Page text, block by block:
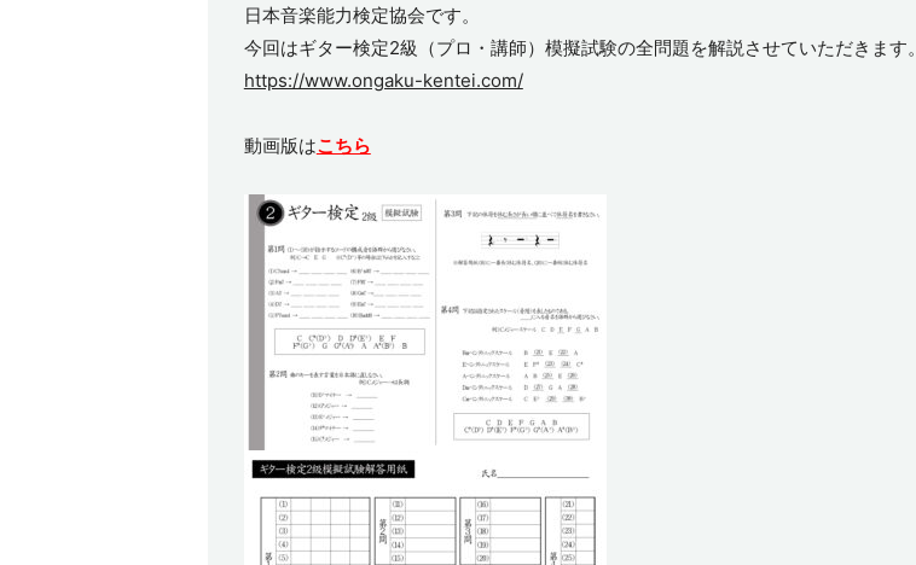
日本音楽能力検定協会です。
今回はギター検定2級（プロ・講師）模擬試験の全問題を解説させていただきます。
https://www.ongaku-kentei.com/
動画版はこちら